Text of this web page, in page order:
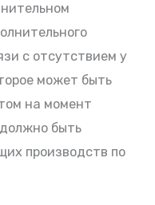
с отсутствием у
может быть
на момент
быть
производств по